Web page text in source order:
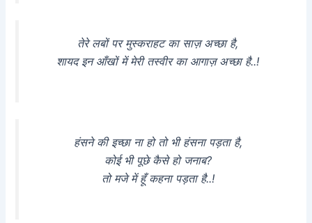
तेरे लबों पर मुस्कराहट का साज़ अच्छा है,
शायद इन आँखों में मेरी तस्वीर का आगाज़ अच्छा है..!
हंसने की इच्छा ना हो तो भी हंसना पड़ता है,
कोई भी पूछे कैसे हो जनाब?
तो मजे में हूँ कहना पड़ता है..!